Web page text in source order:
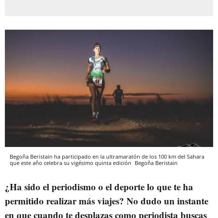
Begoña Beristain ha participado en la ultramaratón de los 100 km del Sahara
que este año celebra su vigésimo quinta edición Begoña Beristain
¿Ha sido el periodismo o el deporte lo que te ha
permitido realizar más viajes? No dudo un instante
en que cuando te desplazas como periodista buscas